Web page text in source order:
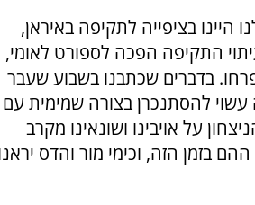
היינו בציפייה לתקיפה באיראן,
התקיפה הפכה לספורט לאומי,
בדברים שכתבנו בשבוע שעבר
עשוי להסתנכרן בצורה שמימית עם
על אויבינו ושונאינו מקרב
בזמן הזה, וכימי מור והדס